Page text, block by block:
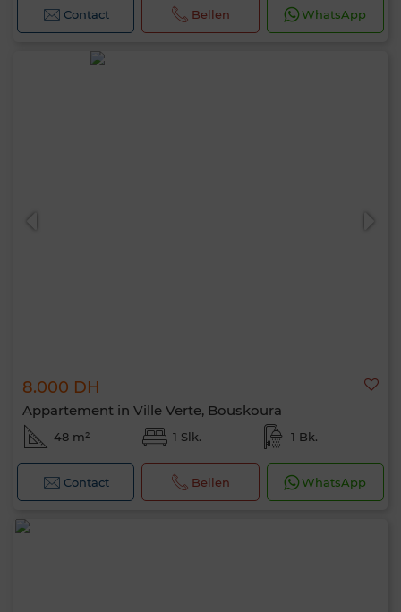
Contact Bellen WhatsApp
8.000 DH
Appartement in Ville Verte, Bouskoura
48 m² 1 Slk. 1 Bk.
Contact Bellen WhatsApp